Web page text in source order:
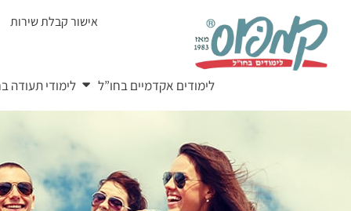
content
אישור קבלת שירות
לימודים אקדמיים בחו”ל לימודי תעודה